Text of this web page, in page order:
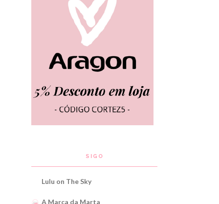
SIGO
Lulu on The Sky
A Marca da Marta